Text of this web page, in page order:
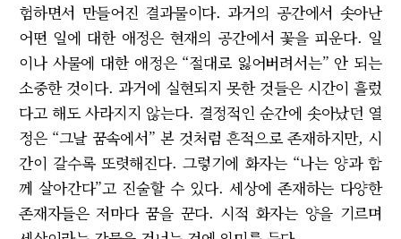
험하면서 만들어진 결과물이다. 과거의 공간에서 솟아난
어떤 일에 대한 애정은 현재의 공간에서 꽃을 피운다. 일
이나 사물에 대한 애정은 “절대로 잃어버려서는” 안 되는
소중한 것이다. 과거에 실현되지 못한 것들은 시간이 흘렀
다고 해도 사라지지 않는다. 결정적인 순간에 솟아났던 열
정은 “그날 꿈속에서” 본 것처럼 흔적으로 존재하지만, 시
간이 갈수록 또렷해진다. 그렇기에 화자는 “나는 양과 함
께 살아간다”고 진술할 수 있다. 세상에 존재하는 다양한
존재자들은 저마다 꿈을 꾼다. 시적 화자는 양을 기르며